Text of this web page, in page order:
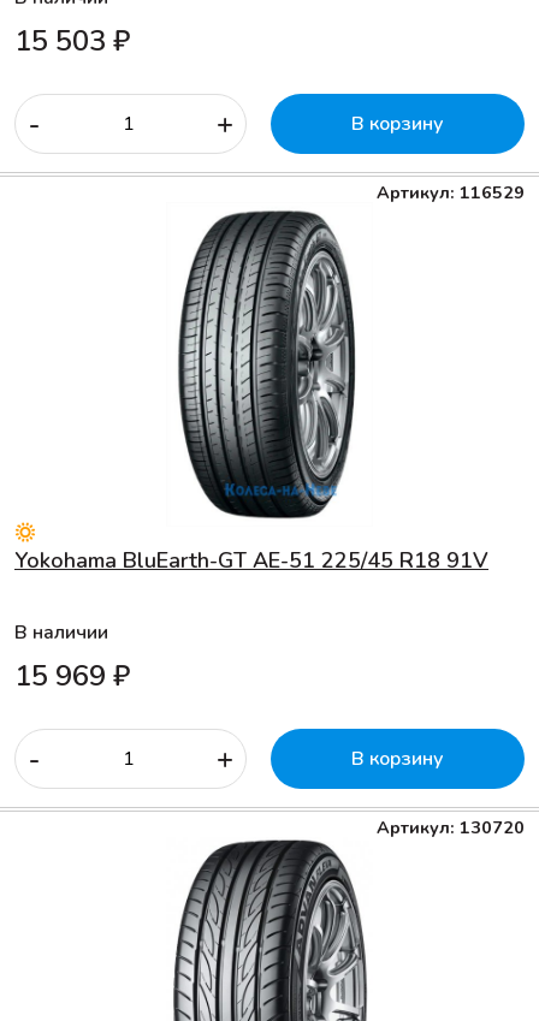
15 503 ₽
- + В корзину
Артикул: 116529
Yokohama BluEarth-GT AE-51 225/45 R18 91V
В наличии
15 969 ₽
- + В корзину
Артикул: 130720